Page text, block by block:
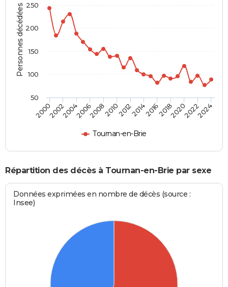
Personnes décédées
Tournan-en-Brie
2000200220042006200820102012201420162018202020222024
50
100
150
200
250
Répartition des décès à Tournan-en-Brie par sexe
Données exprimées en nombre de décès (source :
Insee)